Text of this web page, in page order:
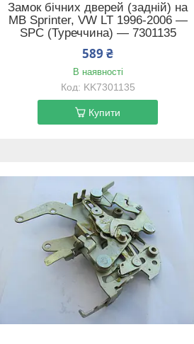
Замок бічних дверей (задній) на
MB Sprinter, VW LT 1996-2006 —
SPC (Туреччина) — 7301135
589 ₴
В наявності
KK7301135
Купити